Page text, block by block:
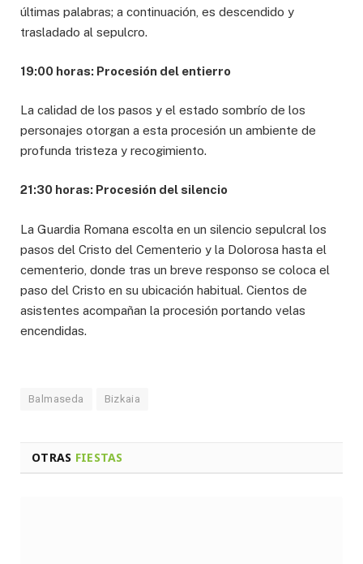
últimas palabras; a continuación, es descendido y
trasladado al sepulcro.
19:00 horas: Procesión del entierro
La calidad de los pasos y el estado sombrío de los
personajes otorgan a esta procesión un ambiente de
profunda tristeza y recogimiento.
21:30 horas: Procesión del silencio
La Guardia Romana escolta en un silencio sepulcral los
pasos del Cristo del Cementerio y la Dolorosa hasta el
cementerio, donde tras un breve responso se coloca el
paso del Cristo en su ubicación habitual. Cientos de
asistentes acompañan la procesión portando velas
encendidas.
Balmaseda Bizkaia
OTRAS FIESTAS